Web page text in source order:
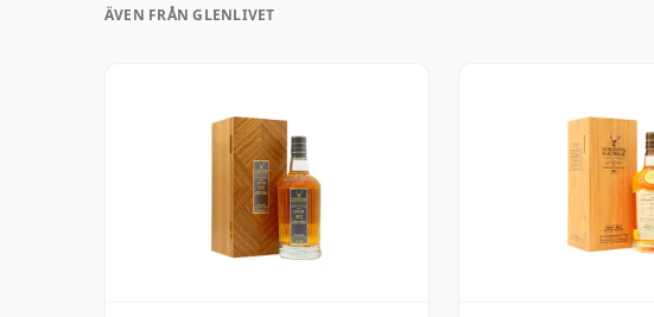
ÄVEN FRÅN GLENLIVET